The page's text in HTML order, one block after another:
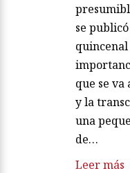
se
quincenal
que se
y la
una
de…
Leer más